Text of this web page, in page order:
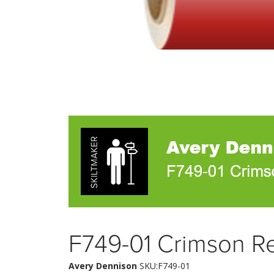
F749-01 Crimson
Avery Dennison SKU:F749-01